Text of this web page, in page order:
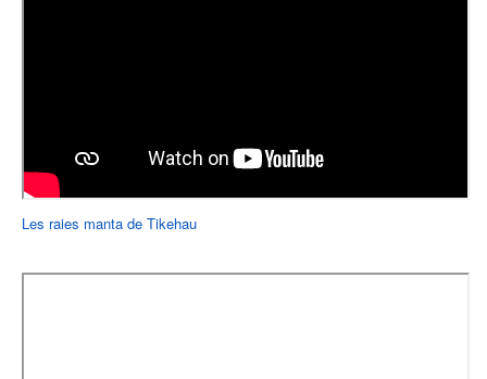
Les raies manta de Tikehau